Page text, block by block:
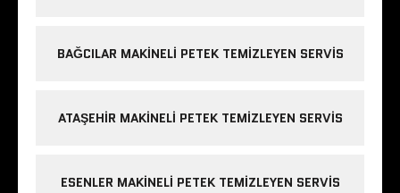
BAĞCILAR MAKINELI PETEK TEMIZLEYEN SERVIS
ATAŞEHIR MAKINELI PETEK TEMIZLEYEN SERVIS
ESENLER MAKINELI PETEK TEMIZLEYEN SERVIS